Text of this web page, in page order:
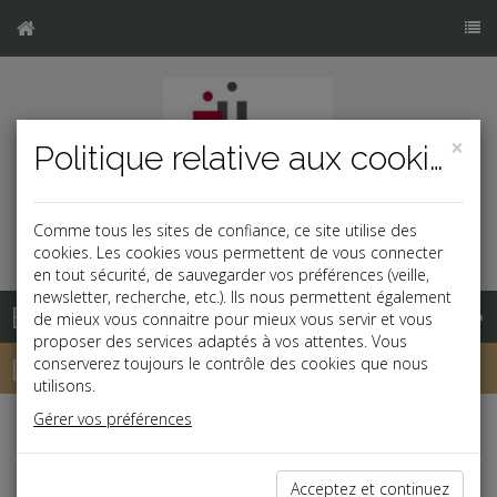
Base documentaire
Dépêches
Liste des dernières dépêches
×
Politique relative aux cookies
Comme tous les sites de confiance, ce site utilise des
cookies. Les cookies vous permettent de vous connecter
en tout sécurité, de sauvegarder vos préférences (veille,
newsletter, recherche, etc.). Ils nous permettent également
de mieux vous connaitre pour mieux vous servir et vous
proposer des services adaptés à vos attentes. Vous
conserverez toujours le contrôle des cookies que nous
utilisons.
Gérer vos préférences
Acceptez et continuez